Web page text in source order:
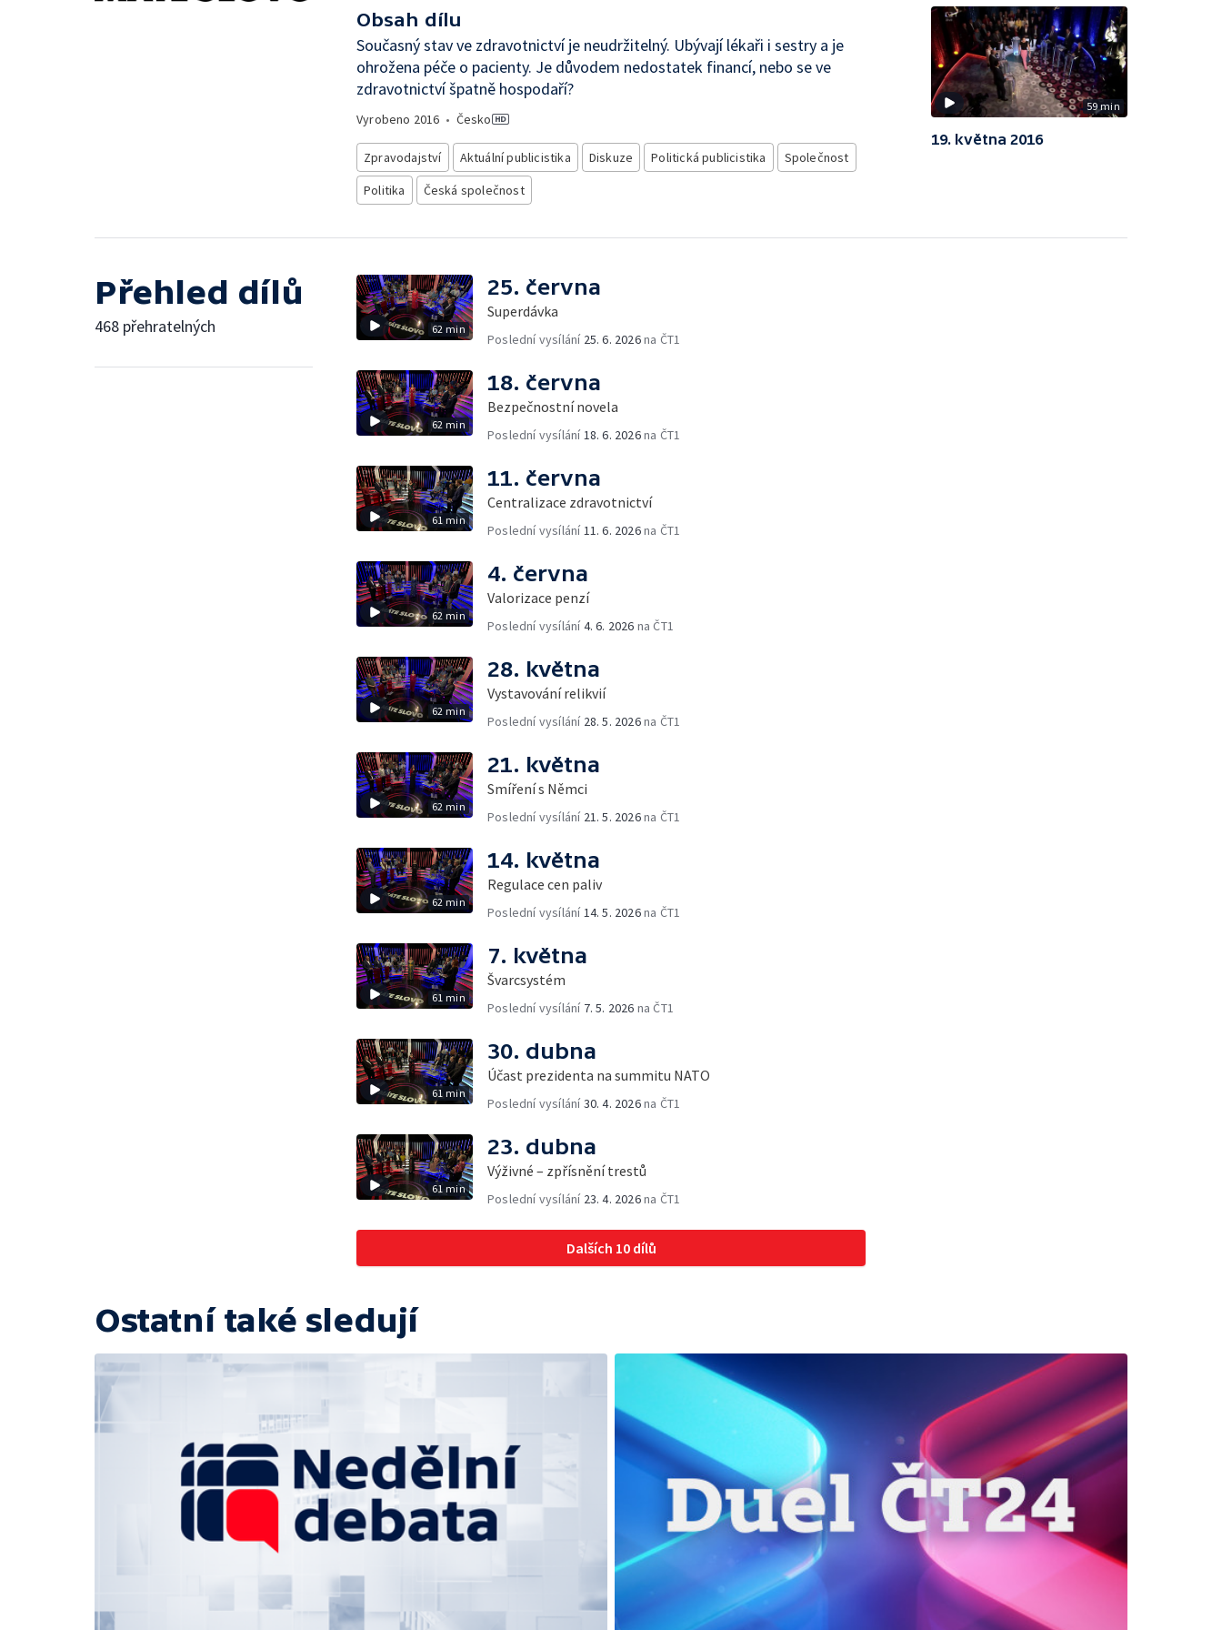
Obsah dílu
Současný stav ve zdravotnictví je neudržitelný. Ubývají lékaři i sestry a je
ohrožena péče o pacienty. Je důvodem nedostatek financí, nebo se ve
zdravotnictví špatně hospodaří?
Vyrobeno 2016 • Česko
Zpravodajství Aktuální publicistika Diskuze Politická publicistika
Společnost
Politika
Česká společnost
59 min
19. května 2016
Přehled dílů
468 přehratelných 62 min
25. června
Superdávka
Poslední vysílání 25. 6. 2026na ČT1
62 min
18. června
Bezpečnostní novela
Poslední vysílání18. 6. 2026na ČT1
61 min
11. června
Centralizace zdravotnictví
Poslední vysílání11. 6. 2026na ČT1
62 min
4. června
Valorizace penzí
Poslední vysílání4. 6. 2026 na ČT1
62 min
28. května
Vystavování relikvií
Poslední vysílání 28. 5. 2026na ČT1
62 min
21. května
Smíření s Němci
Poslední vysílání 21. 5. 2026na ČT1
62 min
14. května
Regulace cen paliv
Poslední vysílání14. 5. 2026na ČT1
61 min
7. května
Švarcsystém
Poslední vysílání 7. 5. 2026 na ČT1
61 min
30. dubna
Účast prezidenta na summitu NATO
Poslední vysílání30. 4. 2026na ČT1
61 min
23. dubna
Výživné – zpřísnění trestů
Poslední vysílání 23. 4. 2026na ČT1
Dalších 10 dílů
Ostatní také sledují